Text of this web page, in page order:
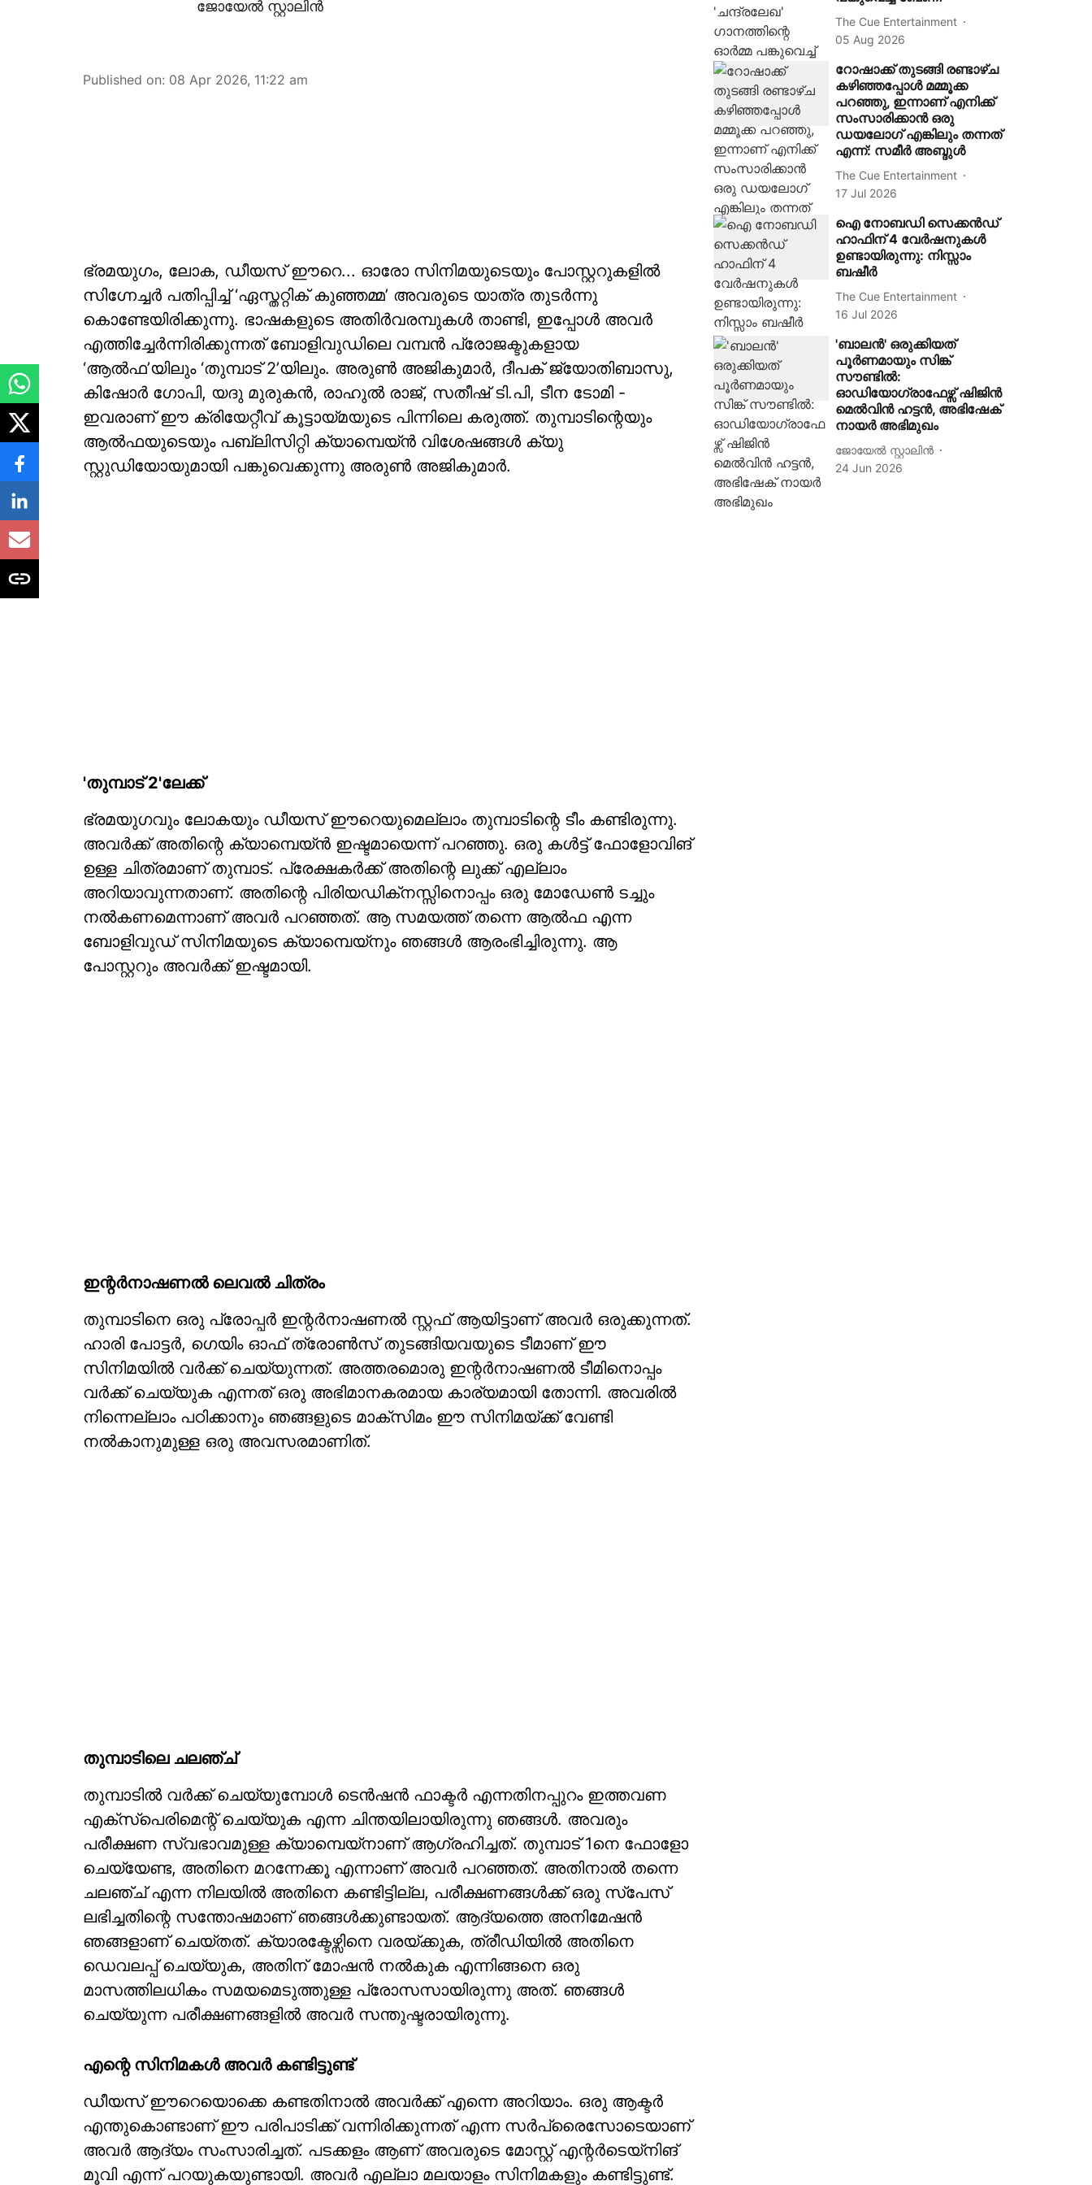
ജോയേൽ സ്റ്റാലിൻ
Published on: 08 Apr 2026, 11:22 am
ഭ്രമയുഗം, ലോക, ഡീയസ് ഈറെ... ഓരോ സിനിമയുടെയും പോസ്റ്ററുകളിൽ
സിഗ്നേച്ചർ പതിപ്പിച്ച് ‘ഏസ്തറ്റിക് കുഞ്ഞമ്മ’ അവരുടെ യാത്ര തുടർന്നു
കൊണ്ടേയിരിക്കുന്നു. ഭാഷകളുടെ അതിർവരമ്പുകൾ താണ്ടി, ഇപ്പോൾ അവർ
എത്തിച്ചേർന്നിരിക്കുന്നത് ബോളിവുഡിലെ വമ്പൻ പ്രോജക്ടുകളായ
‘ആൽഫ’യിലും ‘തുമ്പാട് 2’യിലും. അരുൺ അജികുമാർ, ദീപക് ജ്യോതിബാസു,
കിഷോർ ഗോപി, യദു മുരുകൻ, രാഹുൽ രാജ്, സതീഷ് ടി.പി, ടീന ടോമി -
ഇവരാണ് ഈ ക്രിയേറ്റീവ് കൂട്ടായ്മയുടെ പിന്നിലെ കരുത്ത്. തുമ്പാടിന്റെയും
ആൽഫയുടെയും പബ്ലിസിറ്റി ക്യാമ്പെയ്ൻ വിശേഷങ്ങൾ ക്യു
സ്റ്റുഡിയോയുമായി പങ്കുവെക്കുന്നു അരുൺ അജികുമാർ.
'തുമ്പാട് 2'ലേക്ക്
ഭ്രമയുഗവും ലോകയും ഡീയസ് ഈറെയുമെല്ലാം തുമ്പാടിന്റെ ടീം കണ്ടിരുന്നു.
അവർക്ക് അതിന്റെ ക്യാമ്പെയ്ൻ ഇഷ്ടമായെന്ന് പറഞ്ഞു. ഒരു കൾട്ട് ഫോളോവിങ്
ഉള്ള ചിത്രമാണ് തുമ്പാട്. പ്രേക്ഷകർക്ക് അതിന്റെ ലുക്ക് എല്ലാം
അറിയാവുന്നതാണ്. അതിന്റെ പിരിയഡിക്‌നസ്സിനൊപ്പം ഒരു മോഡേൺ ടച്ചും
നൽകണമെന്നാണ് അവർ പറഞ്ഞത്. ആ സമയത്ത് തന്നെ ആൽഫ എന്ന
ബോളിവുഡ് സിനിമയുടെ ക്യാമ്പെയ്നും ഞങ്ങൾ ആരംഭിച്ചിരുന്നു. ആ
പോസ്റ്ററും അവർക്ക് ഇഷ്ടമായി.
ഇന്റർനാഷണൽ ലെവൽ ചിത്രം
തുമ്പാടിനെ ഒരു പ്രോപ്പർ ഇന്റർനാഷണൽ സ്റ്റഫ് ആയിട്ടാണ് അവർ ഒരുക്കുന്നത്.
ഹാരി പോട്ടർ, ഗെയിം ഓഫ് ത്രോൺസ് തുടങ്ങിയവയുടെ ടീമാണ് ഈ
സിനിമയിൽ വർക്ക് ചെയ്യുന്നത്. അത്തരമൊരു ഇന്റർനാഷണൽ ടീമിനൊപ്പം
വർക്ക് ചെയ്യുക എന്നത് ഒരു അഭിമാനകരമായ കാര്യമായി തോന്നി. അവരിൽ
നിന്നെല്ലാം പഠിക്കാനും ഞങ്ങളുടെ മാക്സിമം ഈ സിനിമയ്ക്ക് വേണ്ടി
നൽകാനുമുള്ള ഒരു അവസരമാണിത്.
തുമ്പാടിലെ ചലഞ്ച്
തുമ്പാടിൽ വർക്ക് ചെയ്യുമ്പോൾ ടെൻഷൻ ഫാക്ടർ എന്നതിനപ്പുറം ഇത്തവണ
എക്സ്പെരിമെന്റ് ചെയ്യുക എന്ന ചിന്തയിലായിരുന്നു ഞങ്ങൾ. അവരും
പരീക്ഷണ സ്വഭാവമുള്ള ക്യാമ്പെയ്നാണ് ആഗ്രഹിച്ചത്. തുമ്പാട് 1നെ ഫോളോ
ചെയ്യേണ്ട, അതിനെ മറന്നേക്കൂ എന്നാണ് അവർ പറഞ്ഞത്. അതിനാൽ തന്നെ
ചലഞ്ച് എന്ന നിലയിൽ അതിനെ കണ്ടിട്ടില്ല, പരീക്ഷണങ്ങൾക്ക് ഒരു സ്പേസ്
ലഭിച്ചതിന്റെ സന്തോഷമാണ് ഞങ്ങൾക്കുണ്ടായത്. ആദ്യത്തെ അനിമേഷൻ
ഞങ്ങളാണ് ചെയ്തത്. ക്യാരക്ടേഴ്സിനെ വരയ്ക്കുക, ത്രീഡിയിൽ അതിനെ
ഡെവലപ്പ് ചെയ്യുക, അതിന് മോഷൻ നൽകുക എന്നിങ്ങനെ ഒരു
മാസത്തിലധികം സമയമെടുത്തുള്ള പ്രോസസായിരുന്നു അത്. ഞങ്ങൾ
ചെയ്യുന്ന പരീക്ഷണങ്ങളിൽ അവർ സന്തുഷ്ടരായിരുന്നു.
എന്റെ സിനിമകൾ അവർ കണ്ടിട്ടുണ്ട്
ഡീയസ് ഈറെയൊക്കെ കണ്ടതിനാൽ അവർക്ക് എന്നെ അറിയാം. ഒരു ആക്ടർ
എന്തുകൊണ്ടാണ് ഈ പരിപാടിക്ക് വന്നിരിക്കുന്നത് എന്ന സർപ്രൈസോടെയാണ്
അവർ ആദ്യം സംസാരിച്ചത്. പടക്കളം ആണ് അവരുടെ മോസ്റ്റ് എന്റർടെയ്നിങ്
മൂവി എന്ന് പറയുകയുണ്ടായി. അവർ എല്ലാ മലയാളം സിനിമകളും കണ്ടിട്ടുണ്ട്.
The Cue Entertainment
05 Aug 2026
റോഷാക്ക് തുടങ്ങി രണ്ടാഴ്ച
കഴിഞ്ഞപ്പോൾ മമ്മൂക്ക
പറഞ്ഞു, ഇന്നാണ് എനിക്ക്
സംസാരിക്കാൻ ഒരു
ഡയലോഗ് എങ്കിലും തന്നത്
എന്ന്: സമീർ അബ്ദുൾ
The Cue Entertainment
17 Jul 2026
ഐ നോബഡി സെക്കന്‍ഡ്
ഹാഫിന് 4 വേര്‍ഷനുകള്‍
ഉണ്ടായിരുന്നു: നിസ്സാം
ബഷീർ
The Cue Entertainment
16 Jul 2026
'ബാലൻ' ഒരുക്കിയത്
പൂർണമായും സിങ്ക്
സൗണ്ടിൽ:
ഓഡിയോഗ്രാഫേഴ്സ് ഷിജിൻ
മെൽവിൻ ഹട്ടൻ, അഭിഷേക്
നായർ അഭിമുഖം
ജോയേൽ സ്റ്റാലിൻ
24 Jun 2026